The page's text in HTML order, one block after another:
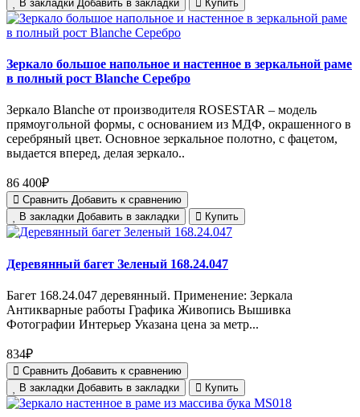
В закладки Добавить в закладки Купить
Зеркало большое напольное и настенное в зеркальной раме
в полный рост Blanche Серебро
Зеркало Blanche от производителя ROSESTAR – модель
прямоугольной формы, с основанием из МДФ, окрашенного в
серебряный цвет. Основное зеркальное полотно, с фацетом,
выдается вперед, делая зеркало..
86 400₽
Сравнить Добавить к сравнению
В закладки Добавить в закладки Купить
Деревянный багет Зеленый 168.24.047
Багет 168.24.047 деревянный. Применение: Зеркала
Антикварные работы Графика Живопись Вышивка
Фотографии Интерьер Указана цена за метр...
834₽
Сравнить Добавить к сравнению
В закладки Добавить в закладки Купить